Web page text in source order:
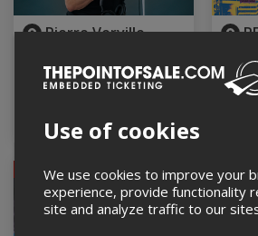
Pierre Verville
Les Diffusions Pointe-
Valaine, Otterburn park, QC
LEAP
CANCELED
Use of cookies
We use cookies to improve your
experience, provide functionality
site and analyze traffic to our